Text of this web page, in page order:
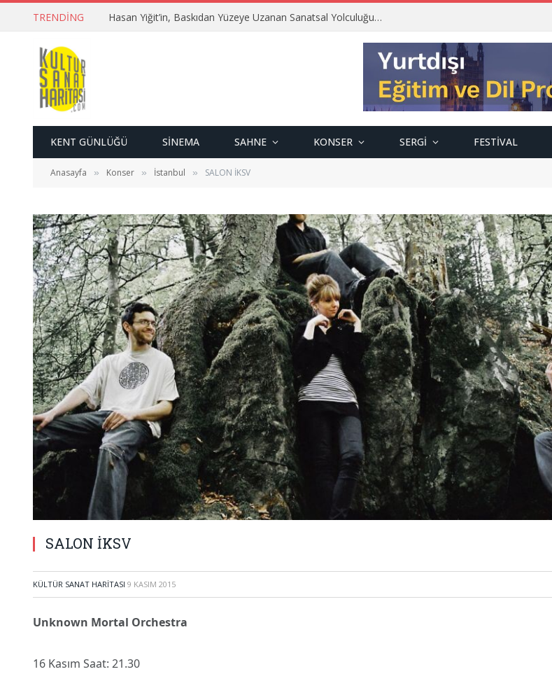
TRENDING Hasan Yiğit’in, Baskıdan Yüzeye Uzanan Sanatsal Yolculuğu…
KENT GÜNLÜĞÜ SINEMA SAHNE KONSER SERGI FESTIVAL
Anasayfa » Konser » İstanbul » SALON İKSV
SALON İKSV
KÜLTÜR SANAT HARITASI 9 KASIM 2015
Unknown Mortal Orchestra
16 Kasım Saat: 21.30